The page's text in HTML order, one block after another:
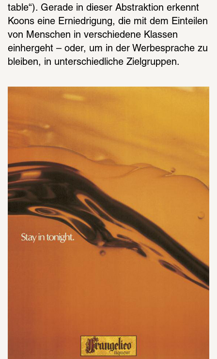
table“). Gerade in dieser Abstraktion erkennt
Koons eine Erniedrigung, die mit dem Einteilen
von Menschen in verschiedene Klassen
einhergeht – oder, um in der Werbesprache zu
bleiben, in unterschiedliche Zielgruppen.